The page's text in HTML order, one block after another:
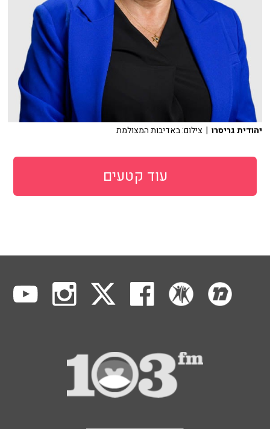
יהודית גריסרו | צילום: באדיבות המצולמת
עוד קטעים